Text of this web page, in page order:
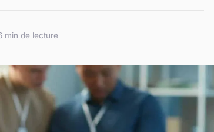
min de lecture